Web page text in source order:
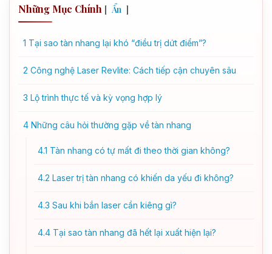
Những Mục Chính [ Ẩn ]
1 Tại sao tàn nhang lại khó “điều trị dứt điểm”?
2 Công nghệ Laser Revlite: Cách tiếp cận chuyên sâu
3 Lộ trình thực tế và kỳ vọng hợp lý
4 Những câu hỏi thường gặp về tàn nhang
4.1 Tàn nhang có tự mất đi theo thời gian không?
4.2 Laser trị tàn nhang có khiến da yếu đi không?
4.3 Sau khi bắn laser cần kiêng gì?
4.4 Tại sao tàn nhang đã hết lại xuất hiện lại?